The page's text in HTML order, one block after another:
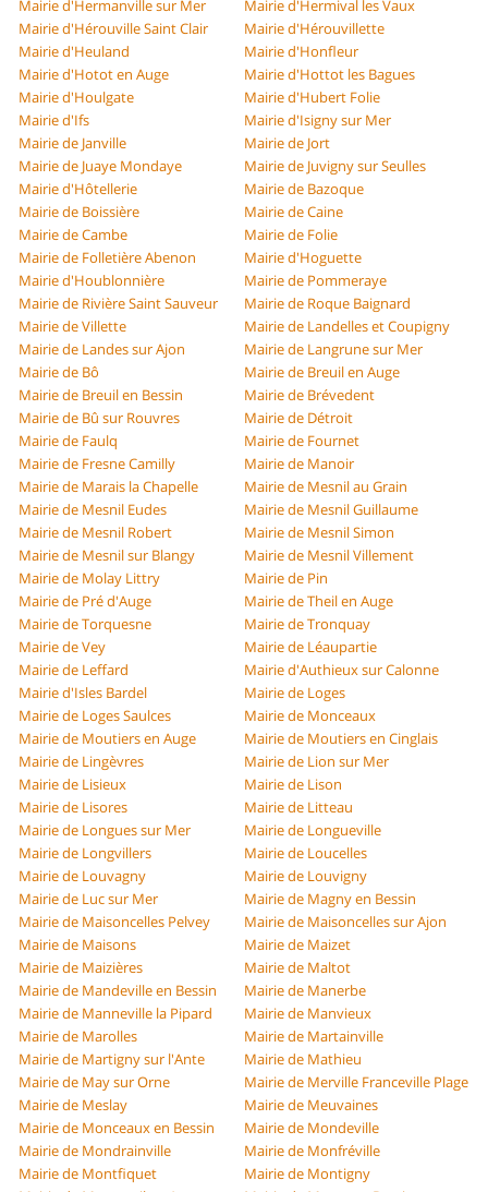
Mairie d'Hermanville sur Mer
Mairie d'Hermival les Vaux
Mairie d'Hérouville Saint Clair
Mairie d'Hérouvillette
Mairie d'Heuland
Mairie d'Honfleur
Mairie d'Hotot en Auge
Mairie d'Hottot les Bagues
Mairie d'Houlgate
Mairie d'Hubert Folie
Mairie d'Ifs
Mairie d'Isigny sur Mer
Mairie de Janville
Mairie de Jort
Mairie de Juaye Mondaye
Mairie de Juvigny sur Seulles
Mairie d'Hôtellerie
Mairie de Bazoque
Mairie de Boissière
Mairie de Caine
Mairie de Cambe
Mairie de Folie
Mairie de Folletière Abenon
Mairie d'Hoguette
Mairie d'Houblonnière
Mairie de Pommeraye
Mairie de Rivière Saint Sauveur
Mairie de Roque Baignard
Mairie de Villette
Mairie de Landelles et Coupigny
Mairie de Landes sur Ajon
Mairie de Langrune sur Mer
Mairie de Bô
Mairie de Breuil en Auge
Mairie de Breuil en Bessin
Mairie de Brévedent
Mairie de Bû sur Rouvres
Mairie de Détroit
Mairie de Faulq
Mairie de Fournet
Mairie de Fresne Camilly
Mairie de Manoir
Mairie de Marais la Chapelle
Mairie de Mesnil au Grain
Mairie de Mesnil Eudes
Mairie de Mesnil Guillaume
Mairie de Mesnil Robert
Mairie de Mesnil Simon
Mairie de Mesnil sur Blangy
Mairie de Mesnil Villement
Mairie de Molay Littry
Mairie de Pin
Mairie de Pré d'Auge
Mairie de Theil en Auge
Mairie de Torquesne
Mairie de Tronquay
Mairie de Vey
Mairie de Léaupartie
Mairie de Leffard
Mairie d'Authieux sur Calonne
Mairie d'Isles Bardel
Mairie de Loges
Mairie de Loges Saulces
Mairie de Monceaux
Mairie de Moutiers en Auge
Mairie de Moutiers en Cinglais
Mairie de Lingèvres
Mairie de Lion sur Mer
Mairie de Lisieux
Mairie de Lison
Mairie de Lisores
Mairie de Litteau
Mairie de Longues sur Mer
Mairie de Longueville
Mairie de Longvillers
Mairie de Loucelles
Mairie de Louvagny
Mairie de Louvigny
Mairie de Luc sur Mer
Mairie de Magny en Bessin
Mairie de Maisoncelles Pelvey
Mairie de Maisoncelles sur Ajon
Mairie de Maisons
Mairie de Maizet
Mairie de Maizières
Mairie de Maltot
Mairie de Mandeville en Bessin
Mairie de Manerbe
Mairie de Manneville la Pipard
Mairie de Manvieux
Mairie de Marolles
Mairie de Martainville
Mairie de Martigny sur l'Ante
Mairie de Mathieu
Mairie de May sur Orne
Mairie de Merville Franceville Plage
Mairie de Meslay
Mairie de Meuvaines
Mairie de Monceaux en Bessin
Mairie de Mondeville
Mairie de Mondrainville
Mairie de Monfréville
Mairie de Montfiquet
Mairie de Montigny